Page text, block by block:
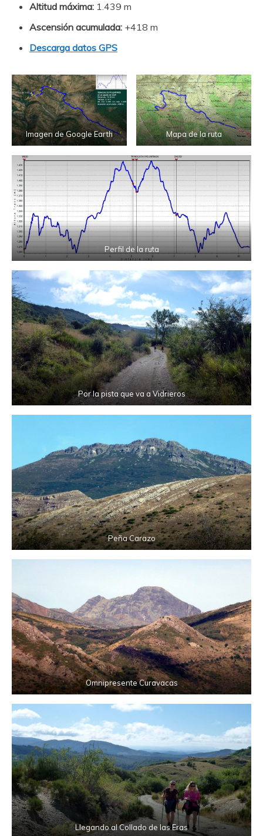
Altitud máxima: 1.439 m
Ascensión acumulada: +418 m
Descarga datos GPS
Imagen de Google Earth Mapa de la ruta
Perfil de la ruta
Por la pista que va a Vidrieros
Peña Carazo
Omnipresente Curavacas
Llegando al Collado de las Eras